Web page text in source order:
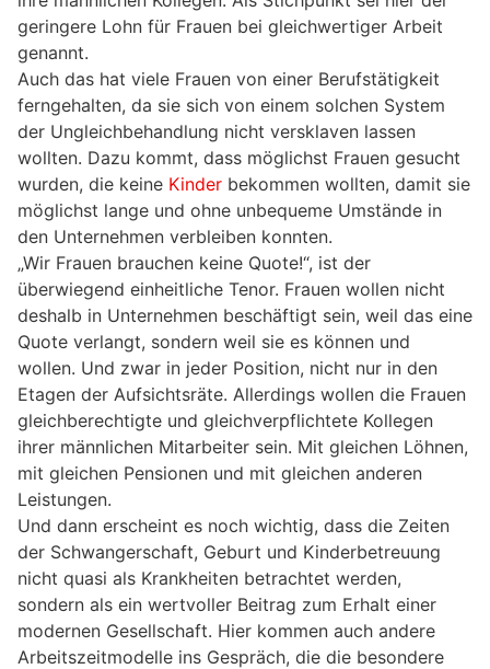
geringere Lohn für Frauen bei gleichwertiger Arbeit
genannt.
Auch das hat viele Frauen von einer Berufstätigkeit
ferngehalten, da sie sich von einem solchen System
der Ungleichbehandlung nicht versklaven lassen
wollten. Dazu kommt, dass möglichst Frauen gesucht
wurden, die keine Kinder bekommen wollten, damit sie
möglichst lange und ohne unbequeme Umstände in
den Unternehmen verbleiben konnten.
„Wir Frauen brauchen keine Quote!“, ist der
überwiegend einheitliche Tenor. Frauen wollen nicht
deshalb in Unternehmen beschäftigt sein, weil das eine
Quote verlangt, sondern weil sie es können und
wollen. Und zwar in jeder Position, nicht nur in den
Etagen der Aufsichtsräte. Allerdings wollen die Frauen
gleichberechtigte und gleichverpflichtete Kollegen
ihrer männlichen Mitarbeiter sein. Mit gleichen Löhnen,
mit gleichen Pensionen und mit gleichen anderen
Leistungen.
Und dann erscheint es noch wichtig, dass die Zeiten
der Schwangerschaft, Geburt und Kinderbetreuung
nicht quasi als Krankheiten betrachtet werden,
sondern als ein wertvoller Beitrag zum Erhalt einer
modernen Gesellschaft. Hier kommen auch andere
Arbeitszeitmodelle ins Gespräch, die die besondere